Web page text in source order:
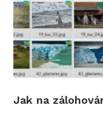
Jak na